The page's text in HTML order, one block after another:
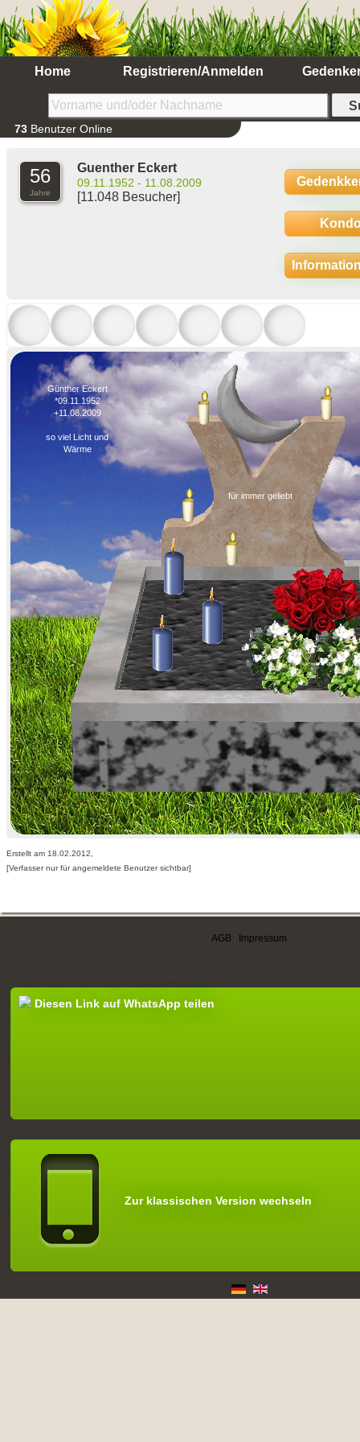
Home Registrieren/Anmelden
73 Benutzer Online
56
Jahre
Guenther Eckert
09.11.1952 - 11.08.2009
[11.048 Besucher]
Günther Eckert
*09.11.1952
+11.08.2009
so viel Licht und
Wärme
für immer geliebt
Erstellt am 18.02.2012,
[Verfasser nur für angemeldete Benutzer sichtbar]
AGB Impressum
Diesen Link auf WhatsApp teilen
Zur klassischen Version wechseln